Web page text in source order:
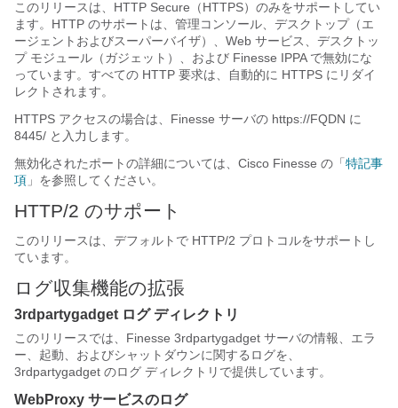
このリリースは、HTTP Secure（HTTPS）のみをサポートしてい
ます。HTTP のサポートは、管理コンソール、デスクトップ（エ
ージェントおよびスーパーバイザ）、Web サービス、デスクトッ
プ モジュール（ガジェット）、および Finesse IPPA で無効にな
っています。すべての HTTP 要求は、自動的に HTTPS にリダイ
レクトされます。
HTTPS アクセスの場合は、Finesse サーバの https://FQDN に
8445/ と入力します。
無効化されたポートの詳細については、Cisco Finesse の「 特記事
項 」を参照してください。
HTTP/2 のサポート
このリリースは、デフォルトで HTTP/2 プロトコルをサポートし
ています。
ログ収集機能の拡張
3rdpartygadget ログ ディレクトリ
このリリースでは、Finesse 3rdpartygadget サーバの情報、エラ
ー、起動、およびシャットダウンに関するログを、
3rdpartygadget のログ ディレクトリで提供しています。
WebProxy サービスのログ